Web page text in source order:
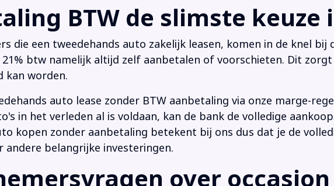
BTW de slimste keuze
die een tweedehands auto zakelijk leasen, komen in de knel
btw namelijk altijd zelf aanbetalen of voorschieten. Dit
kan worden.
auto lease zonder BTW aanbetaling via onze marge-
in het verleden al is voldaan, kan de bank de volledige
kopen zonder aanbetaling betekent bij ons dus dat je de
andere belangrijke investeringen.